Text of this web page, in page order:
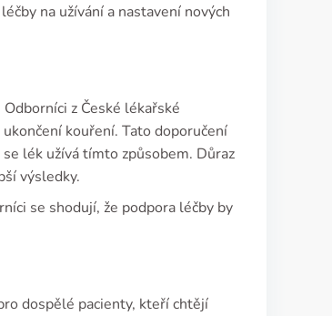
na užívání a nastavení nových
z České lékařské
kouření. Tato doporučení
lék užívá tímto způsobem. Důraz
výsledky.
se shodují, že podpora léčby by
dospělé pacienty, kteří chtějí